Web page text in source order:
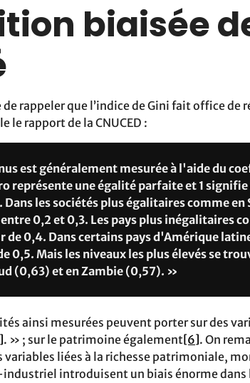
biaisée
rappeler que l’indice de Gini fait office de
le rapport de la CNUCED :
est généralement mesurée à l'aide du
représente une égalité parfaite et 1
les sociétés plus égalitaires comme en
entre 0,2 et 0,3. Les pays plus inégalitaires
de 0,4. Dans certains pays d'Amérique
0,5. Mais les niveaux les plus élevés se
(0,63) et en Zambie (0,57). »
ainsi mesurées peuvent porter sur des
. » ; sur le patrimoine également[6]. On
variables liées à la richesse patrimoniale,
introduisent un biais énorme